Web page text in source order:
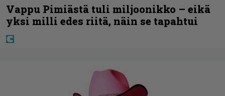
Vappu Pimiästä tuli miljoonikko – eikä
yksi milli edes riitä, näin se tapahtui